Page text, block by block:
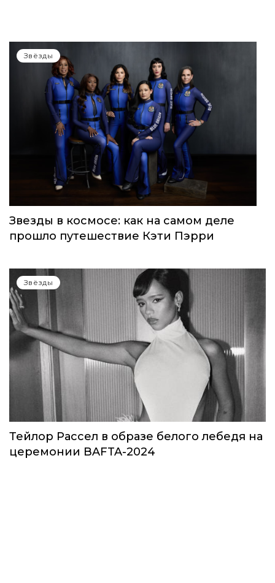
Звёзды
Звезды в космосе: как на самом деле
прошло путешествие Кэти Пэрри
Звёзды
Тейлор Рассел в образе белого лебедя на
церемонии BAFTA-2024